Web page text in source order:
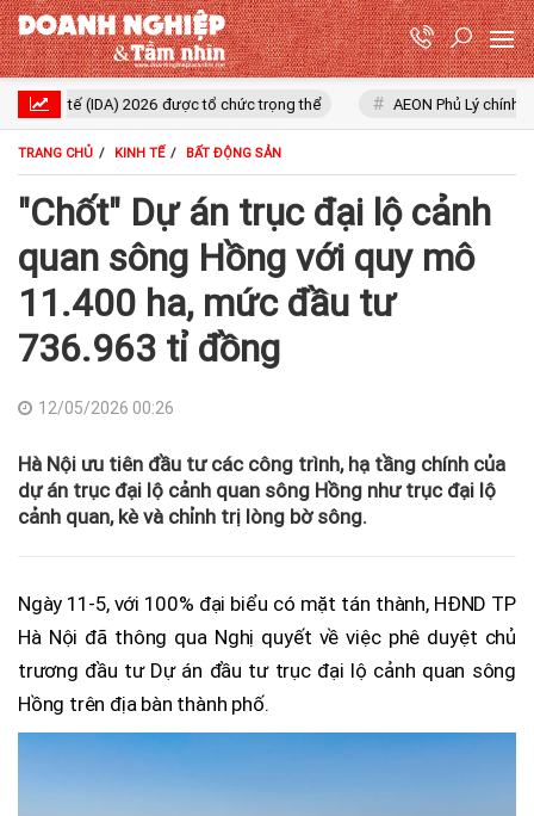
(IDA) 2026 được tổ chức trọng thể AEON Phủ Lý chính thức
TRANG CHỦ KINH TẾ BẤT ĐỘNG SẢN
"Chốt" Dự án trục đại lộ cảnh
quan sông Hồng với quy mô
11.400 ha, mức đầu tư
736.963 tỉ đồng
12/05/2026 00:26
Hà Nội ưu tiên đầu tư các công trình, hạ tầng chính của
dự án trục đại lộ cảnh quan sông Hồng như trục đại lộ
cảnh quan, kè và chỉnh trị lòng bờ sông.
Ngày 11-5, với 100% đại biểu có mặt tán thành, HĐND TP
Hà Nội đã thông qua Nghị quyết về việc phê duyệt chủ
trương đầu tư Dự án đầu tư trục đại lộ cảnh quan sông
Hồng trên địa bàn thành phố.